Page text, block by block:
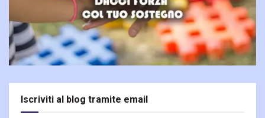
Iscriviti al blog tramite email